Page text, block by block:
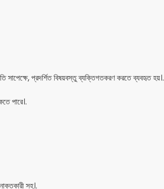
সাপেক্ষে, প্রদর্শিত বিষয়বস্তু ব্যক্তিগতকরণ করতে ব্যবহৃত হয়।.
পারে।.
সহ।.